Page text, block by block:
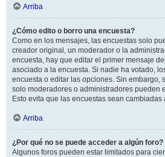
Arriba
¿Cómo edito o borro una encuesta?
Como en los mensajes, las encuestas solo
creador original, un moderador o la
encuesta, hay que editar el primer mensaje
asociado a la encuesta. Si nadie ha votado,
encuesta o editar las opciones. Sin embargo,
solo moderadores o administradores pueden
Esto evita que las encuestas sean
Arriba
¿Por qué no se puede acceder a algún foro?
Algunos foros pueden estar limitados para